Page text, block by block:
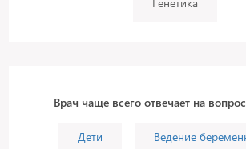
Врач чаще всего отвечает на
Дети Ведение